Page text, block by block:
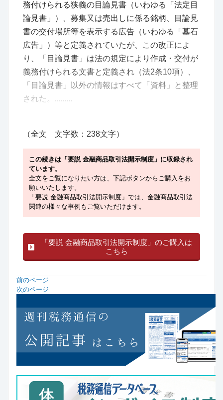
務付けられる狭義の目論見書（いわゆる「法定目
論見書」）、募集又は売出しに係る銘柄、目論見
書の交付場所等を表示する広告（いわゆる「墓石
広告」）等と定義されていたが、この改正によ
り、「目論見書」は法の規定により作成・交付が
義務付けられる文書と定義され（法2条10項）、
「目論見書」以外の情報はすべて「資料」と整理
された。.........
（全文 文字数：238文字）
この続きは「要説 金融商品取引法開示制度」に収録され
ています。
全文をご覧になりたい方は、下記ボタンからご購入をお
願いいたします。
「要説 金融商品取引法開示制度」では、金融商品取引法
関連の様々な事例もご覧いただけます。
「要説 金融商品取引法開示制度」のご購入は
こちら
前のページ
次のページ